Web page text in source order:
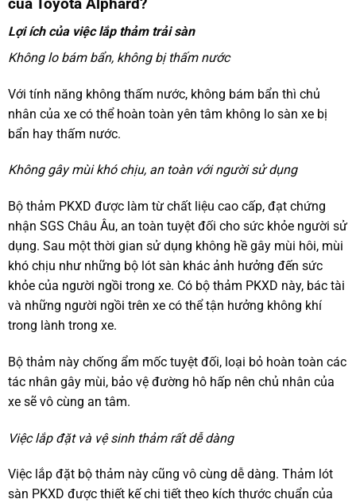
của Toyota Alphard?
Lợi ích của việc lắp thảm trải sàn
Không lo bám bẩn, không bị thấm nước
Với tính năng không thấm nước, không bám bẩn thì chủ
nhân của xe có thể hoàn toàn yên tâm không lo sàn xe bị
bẩn hay thấm nước.
Không gây mùi khó chịu, an toàn với người sử dụng
Bộ thảm PKXD được làm từ chất liệu cao cấp, đạt chứng
nhận SGS Châu Âu, an toàn tuyệt đối cho sức khỏe người sử
dụng. Sau một thời gian sử dụng không hề gây mùi hôi, mùi
khó chịu như những bộ lót sàn khác ảnh hưởng đến sức
khỏe của người ngồi trong xe. Có bộ thảm PKXD này, bác tài
và những người ngồi trên xe có thể tận hưởng không khí
trong lành trong xe.
Bộ thảm này chống ẩm mốc tuyệt đối, loại bỏ hoàn toàn các
tác nhân gây mùi, bảo vệ đường hô hấp nên chủ nhân của
xe sẽ vô cùng an tâm.
Việc lắp đặt và vệ sinh thảm rất dễ dàng
Việc lắp đặt bộ thảm này cũng vô cùng dễ dàng. Thảm lót
sàn PKXD được thiết kế chi tiết theo kích thước chuẩn của